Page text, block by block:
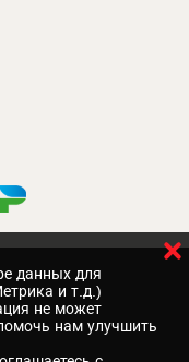
данных для
и т.д.)
не может
нам улучшить